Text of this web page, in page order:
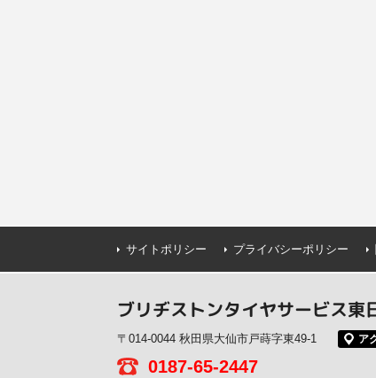
サイトポリシー プライバシーポリシー
ブリヂストンタイヤサービス東
〒014-0044 秋田県大仙市戸蒔字東49-1 ア
0187-65-2447